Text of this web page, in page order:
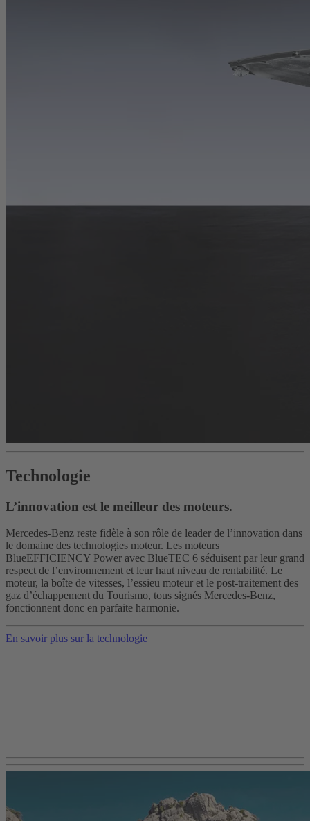
Technologie
L’innovation est le meilleur des moteurs.
Mercedes-Benz reste fidèle à son rôle de leader de l’innovation dans
le domaine des technologies moteur. Les moteurs
BlueEFFICIENCY Power avec BlueTEC 6 séduisent par leur grand
respect de l’environnement et leur haut niveau de rentabilité. Le
moteur, la boîte de vitesses, l’essieu moteur et le post-traitement des
gaz d’échappement du Tourismo, tous signés Mercedes-Benz,
fonctionnent donc en parfaite harmonie.
En savoir plus sur la technologie